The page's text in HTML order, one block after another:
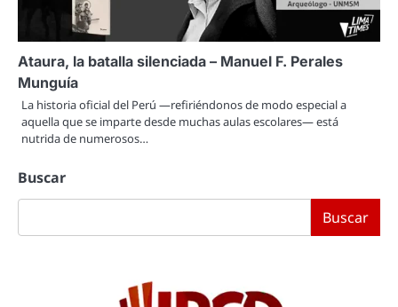
Ataura, la batalla silenciada – Manuel F. Perales
Munguía
La historia oficial del Perú —refiriéndonos de modo especial a
aquella que se imparte desde muchas aulas escolares— está
nutrida de numerosos…
Buscar
Buscar